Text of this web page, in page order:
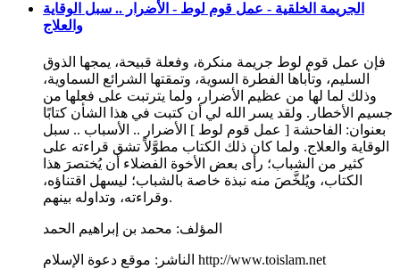
الجريمة الخلقية - عمل قوم لوط - الأضرار .. سبل الوقاية
والعلاج
فإن عمل قوم لوط جريمة منكرة، وفعلة قبيحة، يمجها الذوق
السليم، وتأباها الفطرة السوية، وتمقتها الشرائع السماوية،
وذلك لما لها من عظيم الأضرار، ولما يترتبت على فعلها من
جسيم الأخطار. ولقد يسر الله لي أن كتبت في هذا الشأن كتابًا
بعنوان: الفاحشة [ عمل قوم لوط ] الأضرار .. الأسباب .. سبل
الوقاية والعلاج. ولما كان ذلك الكتاب مطوَّلاً تشق قراءته على
كثير من الشباب؛ رأى بعض الأخوة الفضلاء أن يُختصرَ هذا
الكتاب، ويُلخَّصَ منه نبذة خاصة بالشباب؛ ليسهل اقتناؤه،
وقراءته، وتداوله بينهم.
المؤلف: محمد بن إبراهيم الحمد
الناشر: موقع دعوة الإسلام http://www.toislam.net